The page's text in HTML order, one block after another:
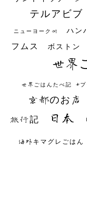
テルアビブ
ニューヨーク州 ハン
フムス ボストン
世界
世界ごはんたべ記 #プ
京都のお店
旅行記 日本
海外キマグレごはん